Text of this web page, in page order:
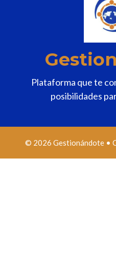
Plataforma que te
posibilidades
© 2026 Gestionándote•